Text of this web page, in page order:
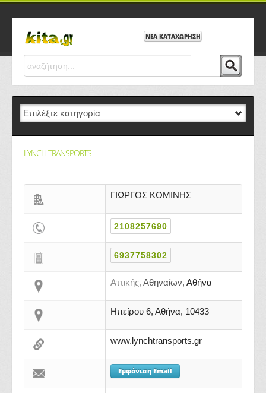
ΝΕΑ ΚΑΤΑΧΩΡΗΣΗ
LYNCH TRANSPORTS
ΓΙΩΡΓΟΣ ΚΟΜΙΝΗΣ
2108257690
6937758302
Αττικής, Αθηναίων, Αθήνα
Ηπείρου 6, Αθήνα, 10433
www.lynchtransports.gr
Εμφάνιση Email